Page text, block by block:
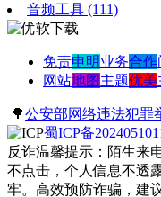
音频工具 (111)
免责申明业务合作
网站地图 主题优美
🌳公安部网络违法犯罪
蜀ICP备
反诈温馨提示：陌生来
不点击，个人信息不透
牢。高效预防诈骗，建